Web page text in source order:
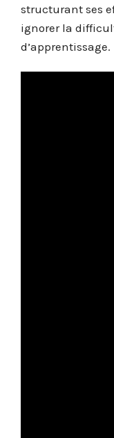
structurant ses
ignorer la
d’apprentissage.